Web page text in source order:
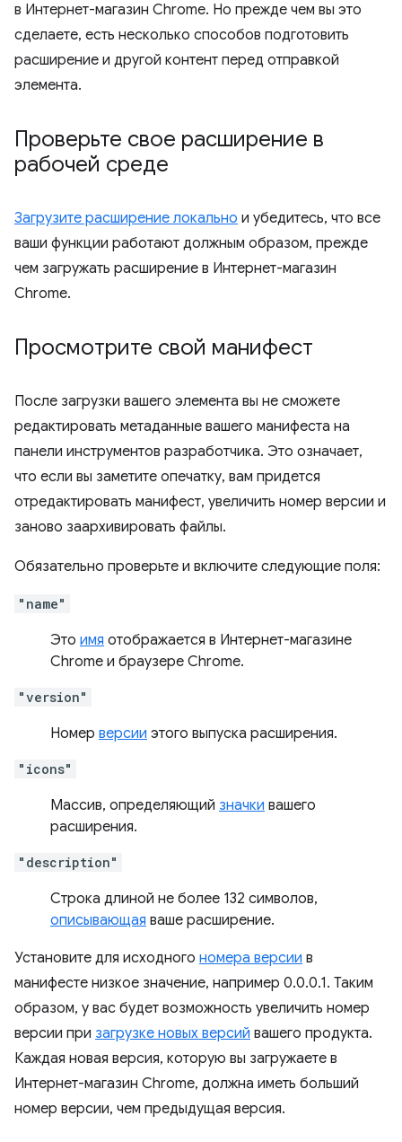
в Интернет-магазин Chrome. Но прежде чем вы это
сделаете, есть несколько способов подготовить
расширение и другой контент перед отправкой
элемента.
Проверьте свое расширение в
рабочей среде
Загрузите расширение локально и убедитесь, что все
ваши функции работают должным образом, прежде
чем загружать расширение в Интернет-магазин
Chrome.
Просмотрите свой манифест
После загрузки вашего элемента вы не сможете
редактировать метаданные вашего манифеста на
панели инструментов разработчика. Это означает,
что если вы заметите опечатку, вам придется
отредактировать манифест, увеличить номер версии и
заново заархивировать файлы.
Обязательно проверьте и включите следующие поля:
"name"
Это имя отображается в Интернет-магазине
Chrome и браузере Chrome.
"version"
Номер версии этого выпуска расширения.
"icons"
Массив, определяющий значки вашего
расширения.
"description"
Строка длиной не более 132 символов,
описывающая ваше расширение.
Установите для исходного номера версии в
манифесте низкое значение, например 0.0.0.1. Таким
образом, у вас будет возможность увеличить номер
версии при загрузке новых версий вашего продукта.
Каждая новая версия, которую вы загружаете в
Интернет-магазин Chrome, должна иметь больший
номер версии, чем предыдущая версия.